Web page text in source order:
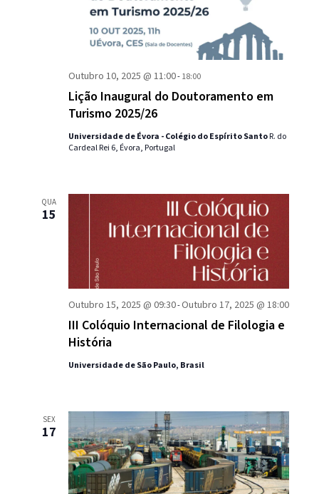
Lição Inaugural do Doutoramento em
Turismo 2025/26
Outubro 10, 2025 @ 11:00-18:00
Universidade de Évora - Colégio do Espírito SantoR. do
Cardeal Rei 6, Évora, Portugal
QUA
15
III Colóquio Internacional de Filologia e
História
Outubro 15, 2025 @ 09:30-Outubro 17, 2025 @ 18:00
Universidade de São Paulo, Brasil
SEX
17